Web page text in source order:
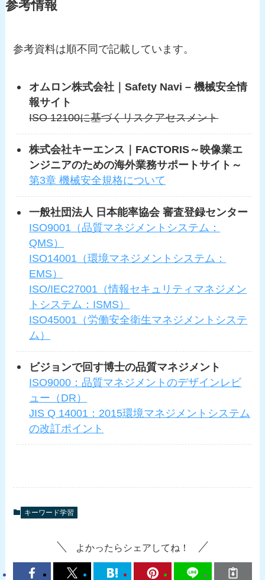
参考情報
参考資料は順不同で記載しています。
オムロン株式会社｜Safety Navi – 機械安全情
報サイト
ISO 12100に基づくリスクアセスメント
株式会社キーエンス｜FACTORIS～映像業エ
ンジニアのための海外業務サポートサイト～
第3章 機械安全規格について
一般社団法人 日本能率協会 審査登録センター
ISO9001（品質マネジメントシステム：
QMS）
ISO14001（環境マネジメントシステム：
EMS）
ISO/IEC27001（情報セキュリティマネジメン
トシステム：ISMS）
ISO45001（労働安全衛生マネジメントシステ
ム）
ビジョンで回す博士の品質マネジメント
ISO9000：品質マネジメントのデザインレビ
ュー（DR）
JIS Q 14001：2015環境マネジメントシステム
の改訂ポイント
キーワード学習
よかったらシェアしてね！